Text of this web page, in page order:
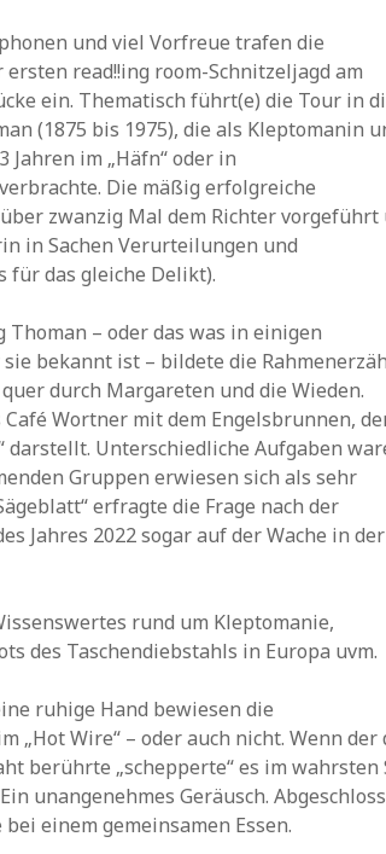
und viel Vorfreue trafen die
read!!ing room-Schnitzeljagd am
ein. Thematisch führt(e) die Tour in
(1875 bis 1975), die als Kleptomanin
Jahren im „Häfn“ oder in
Die mäßig erfolgreiche
zwanzig Mal dem Richter vorgeführt
in Sachen Verurteilungen und
für das gleiche Delikt).
Thoman – oder das was in einigen
bekannt ist – bildete die
durch Margareten und die Wieden.
Wortner mit dem Engelsbrunnen,
darstellt. Unterschiedliche Aufgaben
Gruppen erwiesen sich als sehr
erfragte die Frage nach der
Jahres 2022 sogar auf der Wache in der
rund um Kleptomanie,
des Taschendiebstahls in Europa uvm.
ruhige Hand bewiesen die
„Hot Wire“ – oder auch nicht. Wenn der
berührte „schepperte“ es im wahrsten
unangenehmes Geräusch.
einem gemeinsamen Essen.